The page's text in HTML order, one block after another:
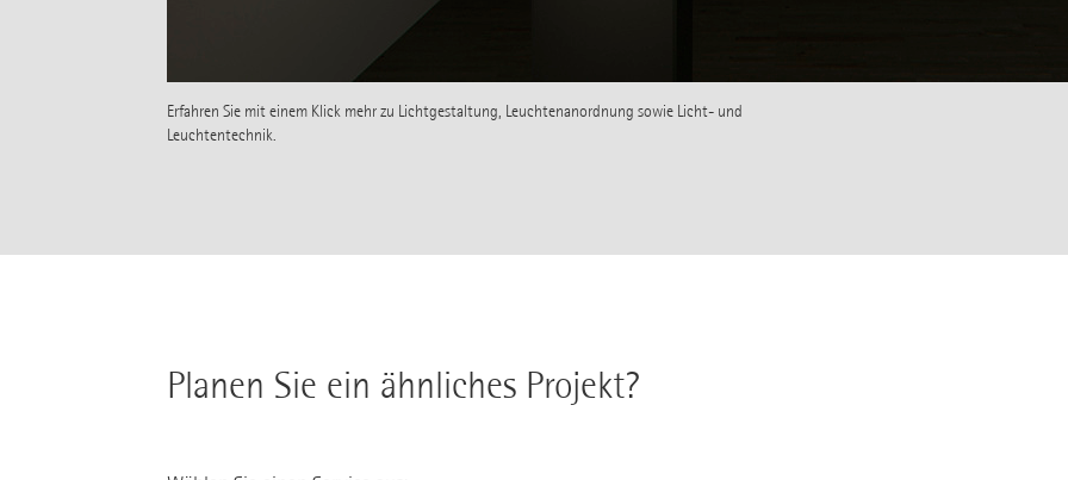
Erfahren Sie mit einem Klick mehr zu Lichtgestaltung, Leuchtenanordnung sowie Licht- und
Leuchtentechnik.
Planen Sie ein ähnliches Projekt?